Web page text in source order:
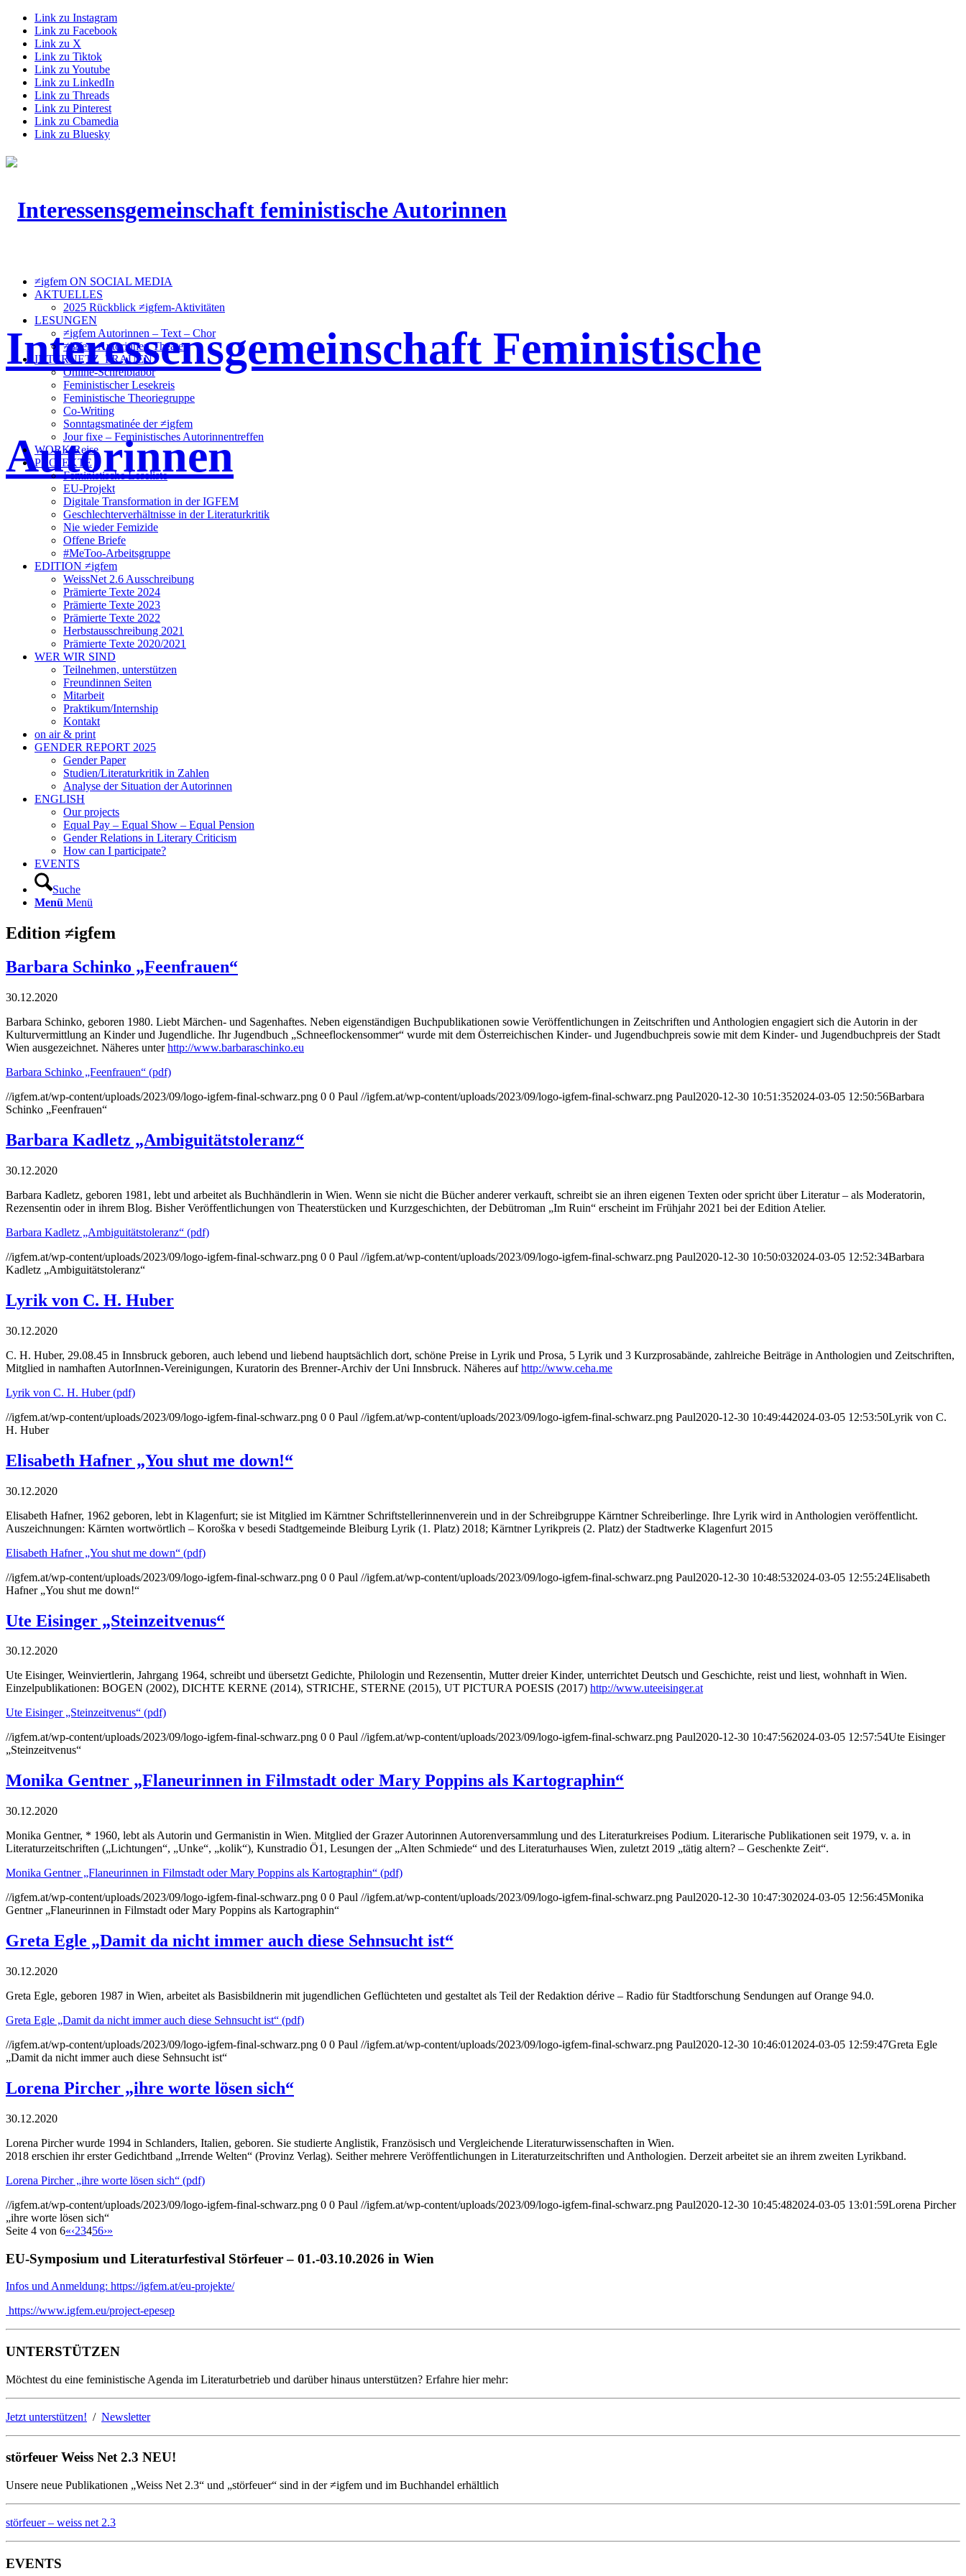
Link zu Instagram
Link zu Facebook
Link zu X
Link zu Tiktok
Link zu Youtube
Link zu LinkedIn
Link zu Threads
Link zu Pinterest
Link zu Cbamedia
Link zu Bluesky
Interessensgemeinschaft Feministische
Autorinnen
≠igfem ON SOCIAL MEDIA
AKTUELLES
2025 Rückblick ≠igfem-Aktivitäten
LESUNGEN
≠igfem Autorinnen – Text – Chor
≠igfem Autorinnen Theater
INTERNETZ_FRAUEN
Online-Schreiblabor
Feministischer Lesekreis
Feministische Theoriegruppe
Co-Writing
Sonntagsmatinée der ≠igfem
Jour fixe – Feministisches Autorinnentreffen
WORK/Reise
PROJEKTE
Feministische Leseliste
EU-Projekt
Digitale Transformation in der IGFEM
Geschlechterverhältnisse in der Literaturkritik
Nie wieder Femizide
Offene Briefe
#MeToo-Arbeitsgruppe
EDITION ≠igfem
WeissNet 2.6 Ausschreibung
Prämierte Texte 2024
Prämierte Texte 2023
Prämierte Texte 2022
Herbstausschreibung 2021
Prämierte Texte 2020/2021
WER WIR SIND
Teilnehmen, unterstützen
Freundinnen Seiten
Mitarbeit
Praktikum/Internship
Kontakt
on air & print
GENDER REPORT 2025
Gender Paper
Studien/Literaturkritik in Zahlen
Analyse der Situation der Autorinnen
ENGLISH
Our projects
Equal Pay – Equal Show – Equal Pension
Gender Relations in Literary Criticism
How can I participate?
EVENTS
Suche
Menü Menü
Edition ≠igfem
Barbara Schinko „Feenfrauen“
30.12.2020
Barbara Schinko, geboren 1980. Liebt Märchen- und Sagenhaftes. Neben eigenständigen Buchpublikationen sowie Veröffentlichungen in Zeitschriften und Anthologien engagiert sich die Autorin in der
Kulturvermittlung an Kinder und Jugendliche. Ihr Jugendbuch „Schneeflockensommer“ wurde mit dem Österreichischen Kinder- und Jugendbuchpreis sowie mit dem Kinder- und Jugendbuchpreis der Stadt
Wien ausgezeichnet. Näheres unterhttp://www.barbaraschinko.eu
Barbara Schinko „Feenfrauen“ (pdf)
//igfem.at/wp-content/uploads/2023/09/logo-igfem-final-schwarz.png 0 0 Paul //igfem.at/wp-content/uploads/2023/09/logo-igfem-final-schwarz.png Paul2020-12-30 10:51:352024-03-05 12:50:56Barbara
Schinko „Feenfrauen“
Barbara Kadletz „Ambiguitätstoleranz“
30.12.2020
Barbara Kadletz, geboren 1981, lebt und arbeitet als Buchhändlerin in Wien. Wenn sie nicht die Bücher anderer verkauft, schreibt sie an ihren eigenen Texten oder spricht über Literatur – als Moderatorin,
Rezensentin oder in ihrem Blog. Bisher Veröffentlichungen von Theaterstücken und Kurzgeschichten, der Debütroman „Im Ruin“ erscheint im Frühjahr 2021 bei der Edition Atelier.
Barbara Kadletz „Ambiguitätstoleranz“ (pdf)
//igfem.at/wp-content/uploads/2023/09/logo-igfem-final-schwarz.png 0 0 Paul //igfem.at/wp-content/uploads/2023/09/logo-igfem-final-schwarz.png Paul2020-12-30 10:50:032024-03-05 12:52:34Barbara
Kadletz „Ambiguitätstoleranz“
Lyrik von C. H. Huber
30.12.2020
C. H. Huber, 29.08.45 in Innsbruck geboren, auch lebend und liebend hauptsächlich dort, schöne Preise in Lyrik und Prosa, 5 Lyrik und 3 Kurzprosabände, zahlreiche Beiträge in Anthologien und Zeitschriften,
Mitglied in namhaften AutorInnen-Vereinigungen, Kuratorin des Brenner-Archiv der Uni Innsbruck. Näheres aufhttp://www.ceha.me
Lyrik von C. H. Huber (pdf)
//igfem.at/wp-content/uploads/2023/09/logo-igfem-final-schwarz.png 0 0 Paul //igfem.at/wp-content/uploads/2023/09/logo-igfem-final-schwarz.png Paul2020-12-30 10:49:442024-03-05 12:53:50Lyrik von C.
H. Huber
Elisabeth Hafner „You shut me down!“
30.12.2020
Elisabeth Hafner, 1962 geboren, lebt in Klagenfurt; sie ist Mitglied im Kärntner Schriftstellerinnenverein und in der Schreibgruppe Kärntner Schreiberlinge. Ihre Lyrik wird in Anthologien veröffentlicht.
Auszeichnungen: Kärnten wortwörtlich – Koroška v besedi Stadtgemeinde Bleiburg Lyrik (1. Platz) 2018; Kärntner Lyrikpreis (2. Platz) der Stadtwerke Klagenfurt 2015
Elisabeth Hafner „You shut me down“ (pdf)
//igfem.at/wp-content/uploads/2023/09/logo-igfem-final-schwarz.png 0 0 Paul //igfem.at/wp-content/uploads/2023/09/logo-igfem-final-schwarz.png Paul2020-12-30 10:48:532024-03-05 12:55:24Elisabeth
Hafner „You shut me down!“
Ute Eisinger „Steinzeitvenus“
30.12.2020
Ute Eisinger, Weinviertlerin, Jahrgang 1964, schreibt und übersetzt Gedichte, Philologin und Rezensentin, Mutter dreier Kinder, unterrichtet Deutsch und Geschichte, reist und liest, wohnhaft in Wien.
Einzelpublikationen: BOGEN (2002), DICHTE KERNE (2014), STRICHE, STERNE (2015), UT PICTURA POESIS (2017) http://www.uteeisinger.at
Ute Eisinger „Steinzeitvenus“ (pdf)
//igfem.at/wp-content/uploads/2023/09/logo-igfem-final-schwarz.png 0 0 Paul //igfem.at/wp-content/uploads/2023/09/logo-igfem-final-schwarz.png Paul2020-12-30 10:47:562024-03-05 12:57:54Ute Eisinger
„Steinzeitvenus“
Monika Gentner „Flaneurinnen in Filmstadt oder Mary Poppins als Kartographin“
30.12.2020
Monika Gentner, * 1960, lebt als Autorin und Germanistin in Wien. Mitglied der Grazer Autorinnen Autorenversammlung und des Literaturkreises Podium. Literarische Publikationen seit 1979, v. a. in
Literaturzeitschriften („Lichtungen“, „Unke“, „kolik“), Kunstradio Ö1, Lesungen der „Alten Schmiede“ und des Literaturhauses Wien, zuletzt 2019 „tätig altern? – Geschenkte Zeit“.
Monika Gentner „Flaneurinnen in Filmstadt oder Mary Poppins als Kartographin“ (pdf)
//igfem.at/wp-content/uploads/2023/09/logo-igfem-final-schwarz.png 0 0 Paul //igfem.at/wp-content/uploads/2023/09/logo-igfem-final-schwarz.png Paul2020-12-30 10:47:302024-03-05 12:56:45Monika
Gentner „Flaneurinnen in Filmstadt oder Mary Poppins als Kartographin“
Greta Egle „Damit da nicht immer auch diese Sehnsucht ist“
30.12.2020
Greta Egle, geboren 1987 in Wien, arbeitet als Basisbildnerin mit jugendlichen Geflüchteten und gestaltet als Teil der Redaktion dérive – Radio für Stadtforschung Sendungen auf Orange 94.0.
Greta Egle „Damit da nicht immer auch diese Sehnsucht ist“ (pdf)
//igfem.at/wp-content/uploads/2023/09/logo-igfem-final-schwarz.png 0 0 Paul //igfem.at/wp-content/uploads/2023/09/logo-igfem-final-schwarz.png Paul2020-12-30 10:46:01 2024-03-05 12:59:47Greta Egle
„Damit da nicht immer auch diese Sehnsucht ist“
Lorena Pircher „ihre worte lösen sich“
30.12.2020
Lorena Pircher wurde 1994 in Schlanders, Italien, geboren. Sie studierte Anglistik, Französisch und Vergleichende Literaturwissenschaften in Wien.
2018 erschien ihr erster Gedichtband „Irrende Welten“ (Provinz Verlag). Seither mehrere Veröffentlichungen in Literaturzeitschriften und Anthologien. Derzeit arbeitet sie an ihrem zweiten Lyrikband.
Lorena Pircher „ihre worte lösen sich“ (pdf)
//igfem.at/wp-content/uploads/2023/09/logo-igfem-final-schwarz.png 0 0 Paul //igfem.at/wp-content/uploads/2023/09/logo-igfem-final-schwarz.png Paul2020-12-30 10:45:482024-03-05 13:01:59Lorena Pircher
„ihre worte lösen sich“
Seite 4 von 6«‹23456›»
EU-Symposium und Literaturfestival Störfeuer – 01.-03.10.2026 in Wien
Infos und Anmeldung: https://igfem.at/eu-projekte/
https://www.igfem.eu/project-epesep
UNTERSTÜTZEN
Möchtest du eine feministische Agenda im Literaturbetrieb und darüber hinaus unterstützen? Erfahre hier mehr:
Jetzt unterstützen! / Newsletter
störfeuer Weiss Net 2.3 NEU!
Unsere neue Publikationen „Weiss Net 2.3“ und „störfeuer“ sind in der ≠igfem und im Buchhandel erhältlich
störfeuer – weiss net 2.3
EVENTS